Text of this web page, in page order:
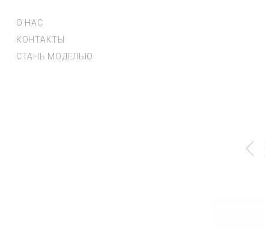
О НАС
КОНТАКТЫ
СТАНЬ МОДЕЛЬЮ